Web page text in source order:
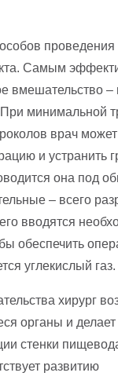
Самым
вмешательство –
минимальной
врач
и устранить
она под
– всего
вводятся
обеспечить
углекислый газ.
хирург
органы и делает
стенки
развитию